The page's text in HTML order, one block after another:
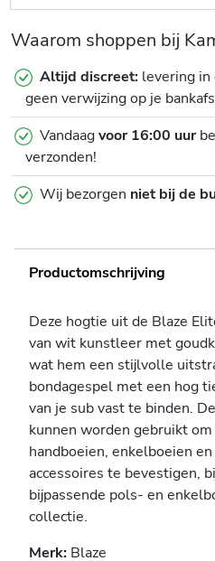
Waarom shoppen bij
Altijd discreet: levering in
geen verwijzing op je
Vandaagvoor 16:00 uur
verzonden!
Wij bezorgen niet bij de
Productomschrijving
Deze hogtie uit de Blaze
van wit kunstleer met
wat hem een ​​stijlvolle
bondagespel met een hog
van je sub vast te binden.
kunnen worden gebruikt
handboeien, enkelboeien
accessoires te bevestigen,
bijpassende pols- en
collectie.
Merk: Blaze